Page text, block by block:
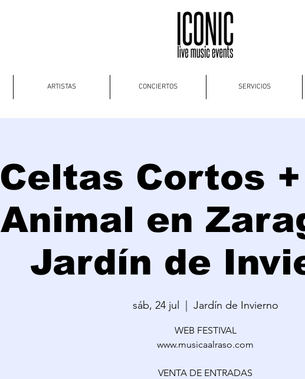
ARTISTAS CONCIERTOS SERVICIOS
Celtas Cortos
Animal en
Jardín de
sáb, 24 jul Jardín de Invierno
WEB FESTIVAL
www.musicaalraso.com
VENTA DE ENTRADAS